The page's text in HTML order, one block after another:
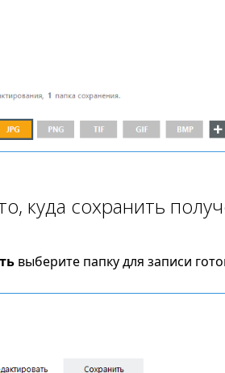
куда сохранить
выберите папку для записи